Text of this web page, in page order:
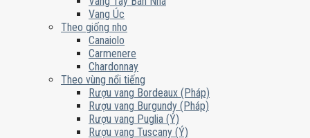
Vang Úc
Theo giống nho
Canaiolo
Carmenere
Chardonnay
Theo vùng nổi tiếng
Rượu vang Bordeaux (Pháp)
Rượu vang Burgundy (Pháp)
Rượu vang Puglia (Ý)
Rượu vang Tuscany (Ý)